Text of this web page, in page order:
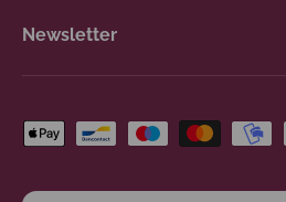
Newsletter
Zahlungsmethoden